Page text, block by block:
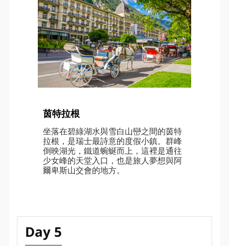
茵特拉根
坐落在碧綠湖水與雪白山巒之間的茵特
拉根，是瑞士最詩意的度假小鎮。群峰
倒映湖光，鐵道蜿蜒而上，這裡是通往
少女峰的天堂入口，也是旅人夢想與阿
爾卑斯山交會的地方。
Day 5